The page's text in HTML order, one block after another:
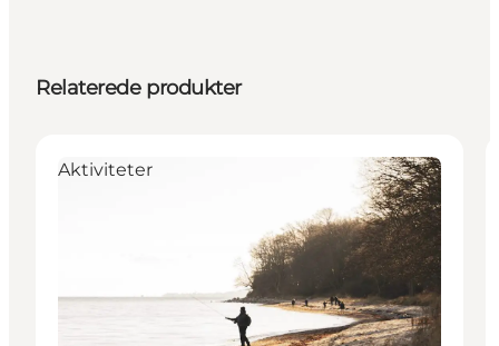
Relaterede produkter
Aktiviteter